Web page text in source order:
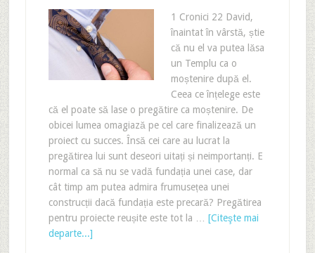
1 Cronici 22 David,
înaintat în vârstă, știe
că nu el va putea lăsa
un Templu ca o
moștenire după el.
Ceea ce înțelege este
că el poate să lase o pregătire ca moștenire. De
obicei lumea omagiază pe cel care finalizează un
proiect cu succes. Însă cei care au lucrat la
pregătirea lui sunt deseori uitați și neimportanți. E
normal ca să nu se vadă fundația unei case, dar
cât timp am putea admira frumusețea unei
construcții dacă fundația este precară? Pregătirea
pentru proiecte reușite este tot la … [Citeşte mai
departe...]